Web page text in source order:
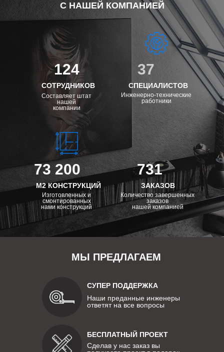
С НАШЕЙ КОМПАНИЕЙ
124
СОТРУДНИКОВ
Составляет штат
нашей
компании
73 200
М2 КОНСТРУКЦИЙ
Изготовленных и
смонтированных
нами конструкций
731
ЗАКАЗОВ
Количество завершенных
заказов
нашей компанией
37
СПЕЦИАЛИСТОВ
Инженерно-технические
работники
МЫ ПРЕДЛАГАЕМ
СУПЕР ПОДДЕРЖКА
Наши преданные инженеры
ответят на все вопросы
БЕСПЛАТНЫЙ ПРОЕКТ
Сделав у нас заказ вы